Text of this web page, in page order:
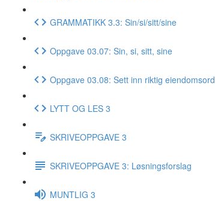
GRAMMATIKK 3.3: Sin/si/sitt/sine
Oppgave 03.07: Sin, si, sitt, sine
Oppgave 03.08: Sett inn riktig eiendomsord
LYTT OG LES 3
SKRIVEOPPGAVE 3
SKRIVEOPPGAVE 3: Løsningsforslag
MUNTLIG 3